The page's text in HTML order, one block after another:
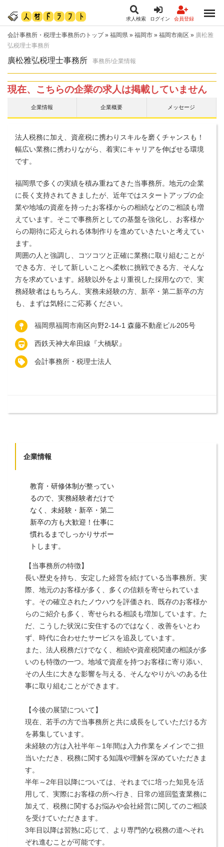
求人検索 ログイン 会員登録
会計事務所・税理士事務所のトップ» 福岡県 » 福岡市 » 福岡市南区 » 廣松雅
弘税理士事務所
廣松雅弘税理士事務所 事務所/企業情報
現在、こちらの企業の求人は掲載していません
企業情報 企業概要 メッセージ
法人税務に加え、資産税に携わりスキルを磨くチャンスも！
幅広い業務に携わりながら、着実にキャリアを伸ばせる環境
です。
福岡県で多くの実績を積み重ねてきた当事務所。地元の企業
に長く支持されてきましたが、近年ではスタートアップの企
業や地域の資産を持ったお客様からの相続などのご相談も増
えています。そこで事務所としての基盤を強化し、お客様か
らの期待に応えられる体制作りを進めていきたいと考えてい
ます。
周囲の人と強調し、コツコツと正確に業務に取り組むことが
できる方、そして新しいことへ柔軟に挑戦できる方、そんな
方を求めています。経験以外をより重視した採用なので、実
務経験者はもちろん、実務未経験の方、新卒・第二新卒の方
も、まずは気軽にご応募ください。
福岡県福岡市南区向野2-14-1 森藤不動産ビル205号
西鉄天神大牟田線『大橋駅』
会計事務所・税理士法人
企業情報
教育・研修体制が整ってい
るので、実務経験者だけで
なく、未経験・新卒・第二
新卒の方も大歓迎！仕事に
慣れるまでしっかりサポー
トします。
【当事務所の特徴】
長い歴史を持ち、安定した経営を続けている当事務所。実
際、地元のお客様が多く、多くの信頼を寄せられていま
す。その確立されたノウハウを評価され、既存のお客様か
らのご紹介も多く、寄せられる相談も増加しています。た
だ、こうした状況に安住するのではなく、改善をいとわ
ず、時代に合わせたサービスを追及しています。
また、法人税務だけでなく、相続や資産税関連の相談が多
いのも特徴の一つ。地域で資産を持つお客様に寄り添い、
その人生に大きな影響を与える、そんなやりがいのある仕
事に取り組むことができます。
【今後の展望について】
現在、若手の方で当事務所と共に成長をしていただける方
を募集しています。
未経験の方は入社半年～1年間は入力作業をメインでご担
当いただき、税務に関する知識や理解を深めていただきま
す。
半年～2年目以降については、それまでに培った知見を活
用して、実際にお客様の所へ行き、日常の巡回監査業務に
加えて、税務に関するお悩みや会社経営に関してのご相談
を受けていただきます。
3年目以降は習熟に応じて、より専門的な税務の道へそれ
ぞれ進むことが可能です。